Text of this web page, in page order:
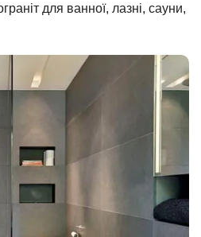
для ванної, лазні, сауни,